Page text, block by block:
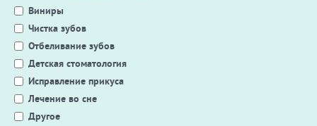
Виниры
Чистка зубов
Отбеливание зубов
Детская стоматология
Исправление прикуса
Лечение во сне
Другое